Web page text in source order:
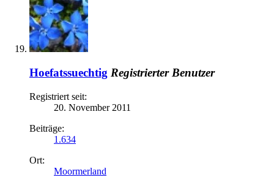
Hoefatssuechtig Registrierter Benutzer
Registriert seit:
20. November 2011
Beiträge:
1.634
Ort:
Moormerland